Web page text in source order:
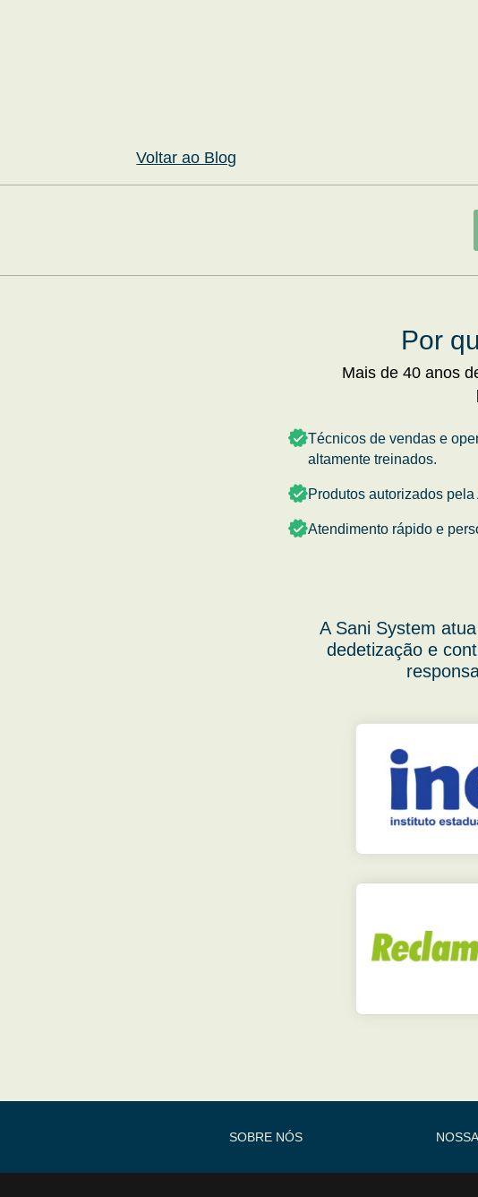
Voltar ao Blog
Por
Mais de 40 anos
Técnicos de vendas e
altamente treinados.
Produtos autorizados pela
Atendimento rápido e
A Sani System
dedetização e
SOBRE NÓS